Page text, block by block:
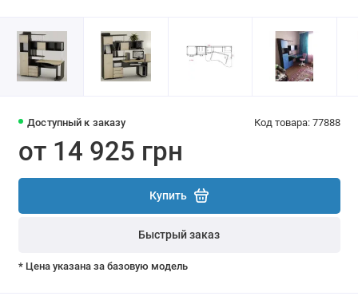
Доступный к заказу Код товара: 77888
от 14 925 грн
Купить
Быстрый заказ
* Цена указана за базовую модель